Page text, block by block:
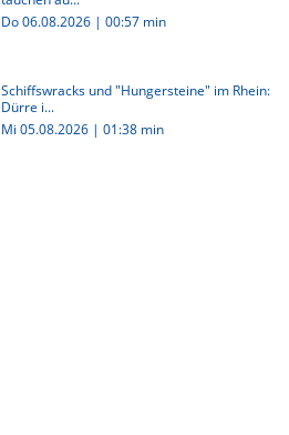
Do 06.08.2026 | 00:57 min
Schiffswracks und "Hungersteine" im Rhein:
Dürre i...
Mi 05.08.2026 | 01:38 min